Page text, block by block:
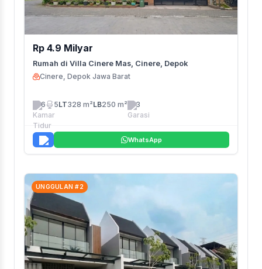
Rp 4.9 Milyar
Rumah di Villa Cinere Mas, Cinere, Depok
Cinere, Depok Jawa Barat
6 5LT328 m²LB250 m² 3
WhatsApp
UNGGULAN #2